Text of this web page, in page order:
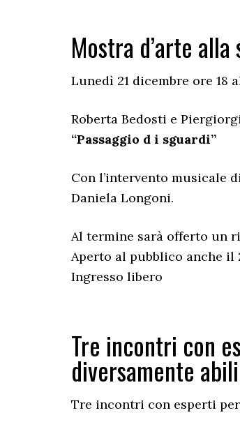
Mostra d’arte
Lunedì 21 dicembre ore 18
Roberta Bedosti e
“Passaggio d i sguardi”
Con l’intervento musicale
Daniela Longoni.
Al termine sarà offerto un
Aperto al pubblico anche il
Ingresso libero
Tre incontri con
diversamente abili
Tre incontri con esperti